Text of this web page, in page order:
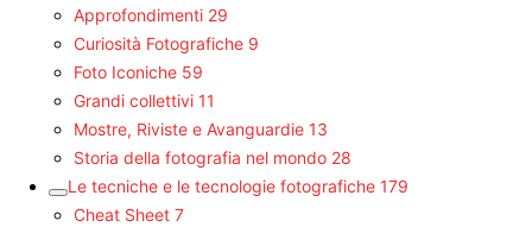
Approfondimenti 29
Curiosità Fotografiche 9
Foto Iconiche 59
Grandi collettivi 11
Mostre, Riviste e Avanguardie 13
Storia della fotografia nel mondo 28
Le tecniche e le tecnologie fotografiche 179
Cheat Sheet 7